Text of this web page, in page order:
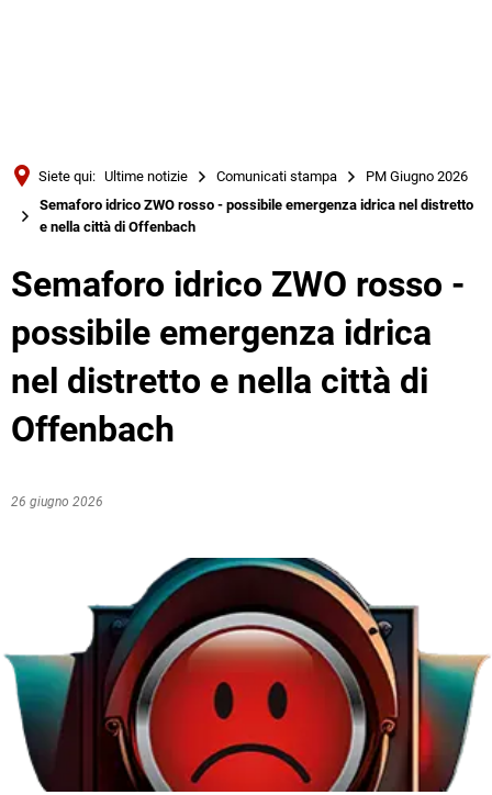
Русский
Siete qui: Ultime notizie Comunicati stampa
PM Giugno 2026
Semaforo idrico ZWO rosso - possibile emergenza idrica nel distretto
e nella città di Offenbach
Semaforo idrico ZWO rosso -
possibile emergenza idrica
nel distretto e nella città di
Offenbach
26 giugno 2026